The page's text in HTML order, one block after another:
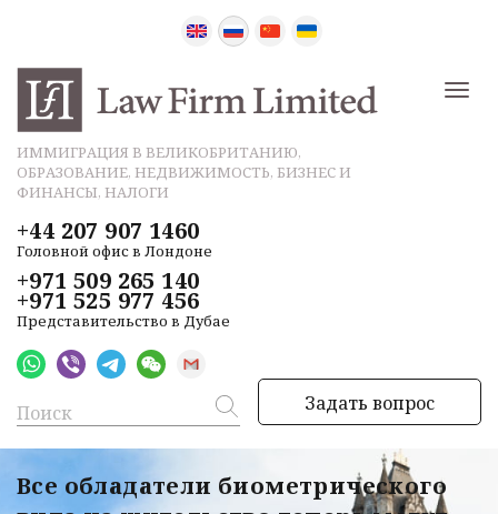
ИММИГРАЦИЯ В ВЕЛИКОБРИТАНИЮ,
ОБРАЗОВАНИЕ, НЕДВИЖИМОСТЬ, БИЗНЕС И
ФИНАНСЫ, НАЛОГИ
+44 207 907 1460
Головной офис в Лондоне
+971 509 265 140
+971 525 977 456
Представительство в Дубае
Задать вопрос
Все обладатели биометрического